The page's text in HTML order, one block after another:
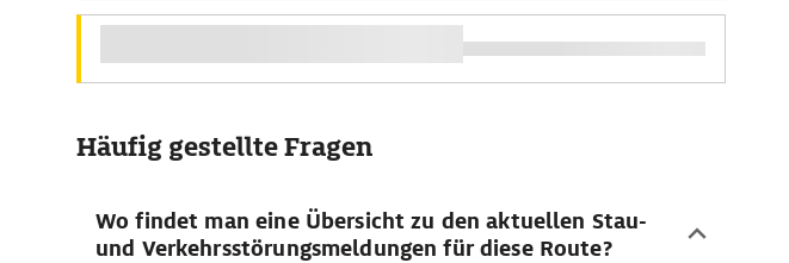
Häufig gestellte Fragen
Wo findet man eine Übersicht zu den aktuellen Stau-
und Verkehrsstörungsmeldungen für diese Route?